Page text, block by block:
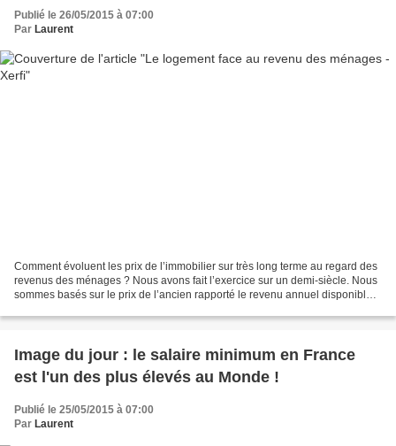
Publié le 26/05/2015 à 07:00
Par Laurent
Comment évoluent les prix de l’immobilier sur très long terme au regard des
revenus des ménages ? Nous avons fait l’exercice sur un demi-siècle. Nous
sommes basés sur le prix de l’ancien rapporté le revenu annuel disponible
Image du jour : le salaire minimum en France
est l'un des plus élevés au Monde !
Publié le 25/05/2015 à 07:00
Par Laurent